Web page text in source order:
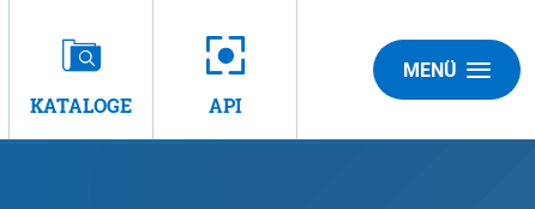
KATALOGE API
MENÜ